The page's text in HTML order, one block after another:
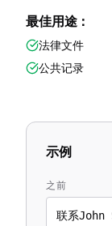
最佳用途：
法律文件
公共记录
示例
之前
联系John